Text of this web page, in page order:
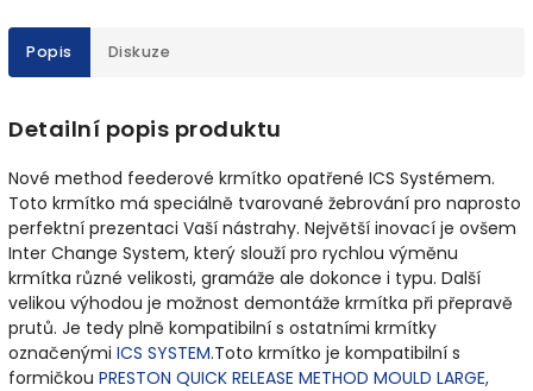
Popis Diskuze
Detailní popis produktu
Nové method feederové krmítko opatřené ICS Systémem.
Toto krmítko má speciálně tvarované žebrování pro naprosto
perfektní prezentaci Vaší nástrahy. Největší inovací je ovšem
Inter Change System, který slouží pro rychlou výměnu
krmítka různé velikosti, gramáže ale dokonce i typu. Další
velikou výhodou je možnost demontáže krmítka při přepravě
prutů. Je tedy plně kompatibilní s ostatními krmítky
označenými ICS SYSTEM.Toto krmítko je kompatibilní s
formičkou PRESTON QUICK RELEASE METHOD MOULD LARGE,